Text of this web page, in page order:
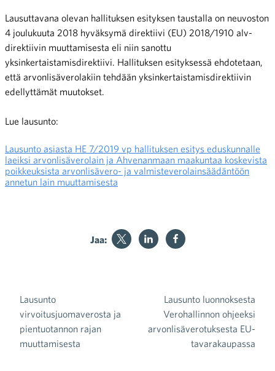
Lausuttavana olevan hallituksen esityksen taustalla on neuvoston
4 joulukuuta 2018 hyväksymä direktiivi (EU) 2018/1910 alv-
direktiivin muuttamisesta eli niin sanottu
yksinkertaistamisdirektiivi. Hallituksen esityksessä ehdotetaan,
että arvonlisäverolakiin tehdään yksinkertaistamisdirektiivin
edellyttämät muutokset.
Lue lausunto:
Lausunto asiasta HE 7/2019 vp hallituksen esitys eduskunnalle
laeiksi arvonlisäverolain ja Ahvenanmaan maakuntaa koskevista
poikkeuksista arvonlisävero- ja valmisteverolainsäädäntöön
annetun lain muuttamisesta
Jaa:
Artikkelien selaus
Lausunto
virvoitusjuomaverosta ja
pientuotannon rajan
muuttamisesta
Lausunto luonnoksesta
Verohallinnon ohjeeksi
arvonlisäverotuksesta EU-
tavarakaupassa